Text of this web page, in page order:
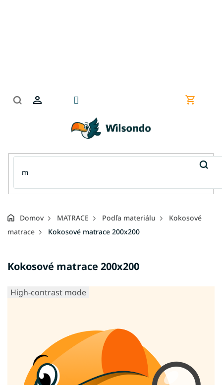
Domov MATRACE Podľa materiálu
Kokosové
matrace
Kokosové matrace 200x200
Kokosové matrace 200x200
High-contrast mode